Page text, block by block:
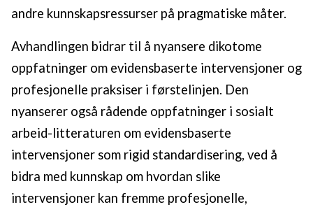
andre kunnskapsressurser på pragmatiske måter.
Avhandlingen bidrar til å nyansere dikotome
oppfatninger om evidensbaserte intervensjoner og
profesjonelle praksiser i førstelinjen. Den
nyanserer også rådende oppfatninger i sosialt
arbeid-litteraturen om evidensbaserte
intervensjoner som rigid standardisering, ved å
bidra med kunnskap om hvordan slike
intervensjoner kan fremme profesjonelle,